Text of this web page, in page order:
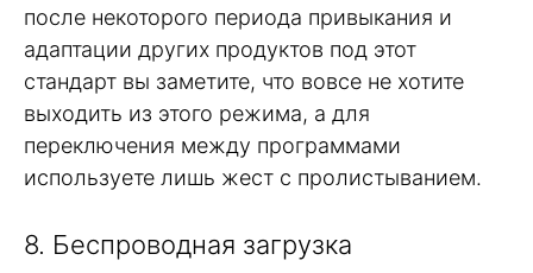
после некоторого периода привыкания и
адаптации других продуктов под этот
стандарт вы заметите, что вовсе не хотите
выходить из этого режима, а для
переключения между программами
используете лишь жест с пролистыванием.
8. Беспроводная загрузка